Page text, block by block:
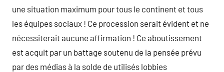
une situation maximum pour tous le continent et tous
les équipes sociaux ! Ce procession serait évident et ne
nécessiterait aucune affirmation ! Ce aboutissement
est acquit par un battage soutenu de la pensée prévu
par des médias à la solde de utilisés lobbies